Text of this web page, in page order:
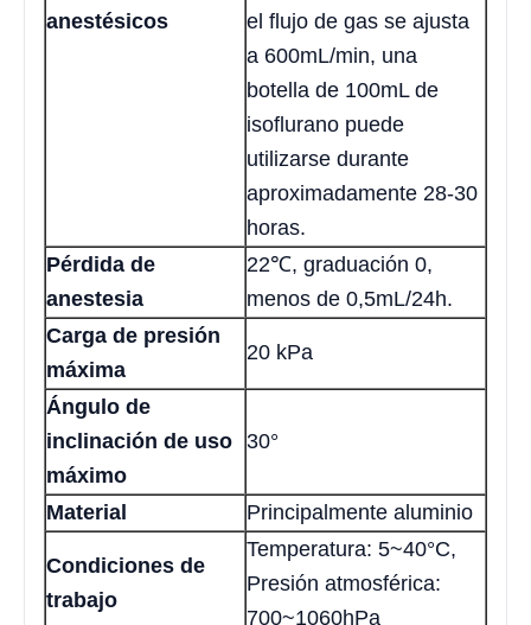
anestésicos
el flujo de gas se ajusta
a 600mL/min, una
botella de 100mL de
isoflurano puede
utilizarse durante
aproximadamente 28-30
horas.
Pérdida de
anestesia
22℃, graduación 0,
menos de 0,5mL/24h.
Carga de presión
máxima
20 kPa
Ángulo de
inclinación de uso
máximo
30°
Material Principalmente aluminio
Condiciones de
trabajo
Temperatura: 5~40°C,
Presión atmosférica:
700~1060hPa